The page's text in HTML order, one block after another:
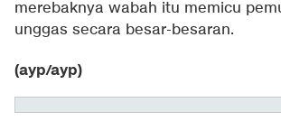
merebaknya wabah itu memicu
unggas secara besar-besaran.
(ayp/ayp)